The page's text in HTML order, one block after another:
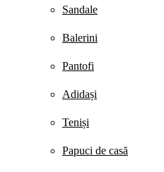
Sandale
Balerini
Pantofi
Adidași
Teniși
Papuci de casă